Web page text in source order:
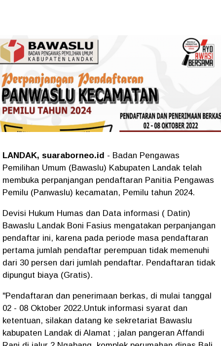
LANDAK, suaraborneo.id - Badan Pengawas
Pemilihan Umum (Bawaslu) Kabupaten Landak telah
membuka perpanjangan pendaftaran Panitia Pengawas
Pemilu (Panwaslu) kecamatan, Pemilu tahun 2024.
Devisi Hukum Humas dan Data informasi ( Datin)
Bawaslu Landak Boni Fasius mengatakan perpanjangan
pendaftar ini, karena pada periode masa pendaftaran
pertama jumlah pendaftar perempuan tidak memenuhi
dari 30 persen dari jumlah pendaftar. Pendaftaran tidak
dipungut biaya (Gratis).
"Pendaftaran dan penerimaan berkas, di mulai tanggal
02 - 08 Oktober 2022.Untuk informasi syarat dan
ketentuan, silakan datang ke sekretariat Bawaslu
kabupaten Landak di Alamat ; jalan pangeran Affandi